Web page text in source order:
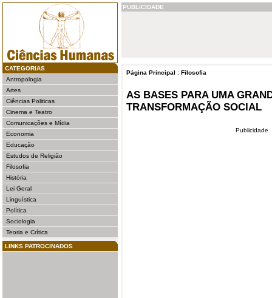
CATEGORIAS
Antropologia
Artes
Ciências Politicas
Cinema e Teatro
Comunicações e Mídia
Economia
Educação
Estudos de Religião
Filosofia
História
Lei Geral
Linguística
Política
Sociologia
Teoria e Crítica
LINKS PATROCINADOS
PUBLICIDADE
Página Principal : Filosofia
AS BASES PARA UMA
TRANSFORMAÇÃO SOCIAL
Publicidade